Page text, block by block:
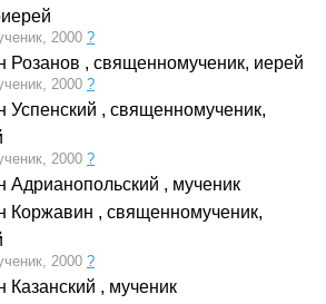
2000 ?
Розанов , священномученик, иерей
2000 ?
Успенский , священномученик,
2000 ?
Адрианопольский , мученик
Коржавин , священномученик,
2000 ?
Казанский , мученик